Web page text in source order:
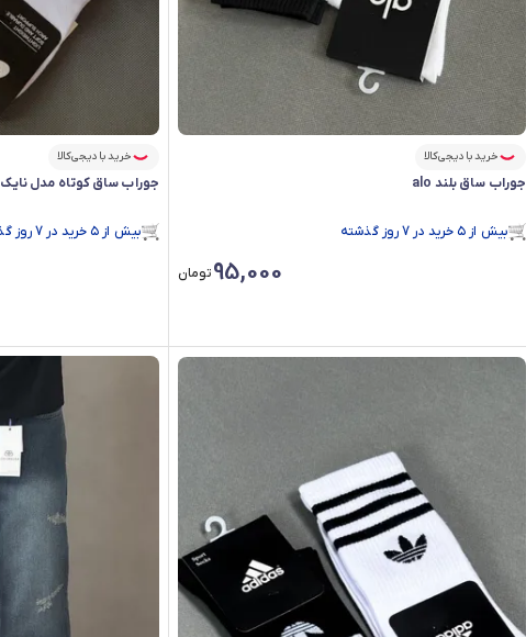
خرید با دیجی‌کالا
جوراب ساق بلند alo
در سبد خرید بیش از ۵۰ نفر.
95,000تومان
خرید با دیجی‌کالا
جوراب ساق کوتاه مدل نایـک
در سبد خرید بیش از ۱۷۰ نفر.